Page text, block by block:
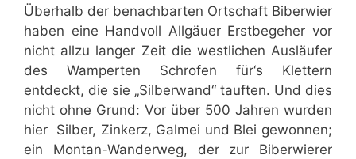
Überhalb der benachbarten Ortschaft Biberwier
haben eine Handvoll Allgäuer Erstbegeher vor
nicht allzu langer Zeit die westlichen Ausläufer
des Wamperten Schrofen für‘s Klettern
entdeckt, die sie „Silberwand“ tauften. Und dies
nicht ohne Grund: Vor über 500 Jahren wurden
hier Silber, Zinkerz, Galmei und Blei gewonnen;
ein Montan-Wanderweg, der zur Biberwierer